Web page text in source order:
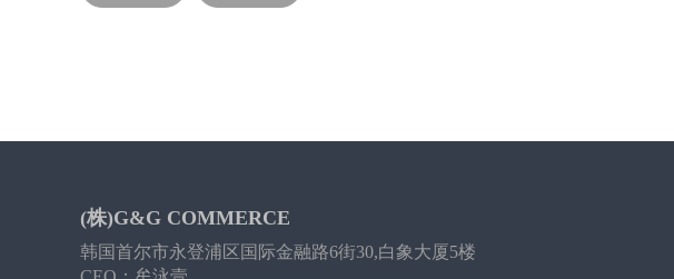
(株)G&G COMMERCE
韩国首尔市永登浦区国际金融路6街30,白象大厦5楼